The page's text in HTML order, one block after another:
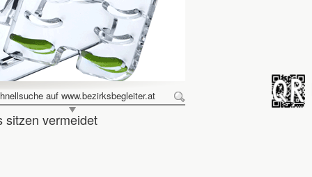
auf www.bezirksbegleiter.at
sitzen vermeidet